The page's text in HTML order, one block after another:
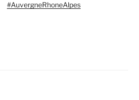
#AuvergneRhoneAlpes